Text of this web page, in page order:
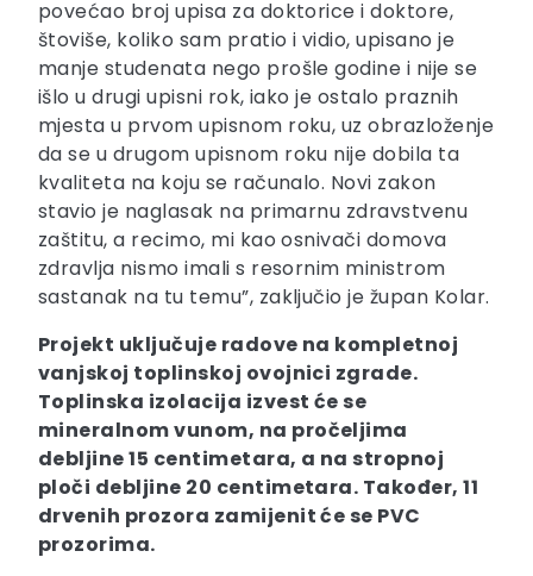
povećao broj upisa za doktorice i doktore,
štoviše, koliko sam pratio i vidio, upisano je
manje studenata nego prošle godine i nije se
išlo u drugi upisni rok, iako je ostalo praznih
mjesta u prvom upisnom roku, uz obrazloženje
da se u drugom upisnom roku nije dobila ta
kvaliteta na koju se računalo. Novi zakon
stavio je naglasak na primarnu zdravstvenu
zaštitu, a recimo, mi kao osnivači domova
zdravlja nismo imali s resornim ministrom
sastanak na tu temu”, zaključio je župan Kolar.
Projekt uključuje radove na kompletnoj
vanjskoj toplinskoj ovojnici zgrade.
Toplinska izolacija izvest će se
mineralnom vunom, na pročeljima
debljine 15 centimetara, a na stropnoj
ploči debljine 20 centimetara. Također, 11
drvenih prozora zamijenit će se PVC
prozorima.